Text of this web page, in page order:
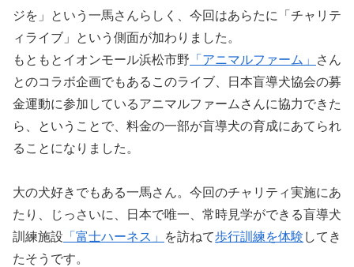
ジを」という一馬さんらしく、今回はあらたに「チャリテ
ィライブ」という側面が加わりました。
もともとイオンモール浜松市野 「アニマルファーム」
さん
とのコラボ企画でもあるこのライブ、日本盲導犬協会の募
金運動に参加しているアニマルファームさんに協力できた
ら、ということで、料金の一部が盲導犬の育成にあてられ
ることになりました。
大の犬好きでもある一馬さん。今回のチャリティ実施にあ
たり、じっさいに、日本で唯一、常時見学ができる盲導犬
訓練施設 「富士ハーネス」 を訪ねて歩行訓練を体験 してき
たそうです。